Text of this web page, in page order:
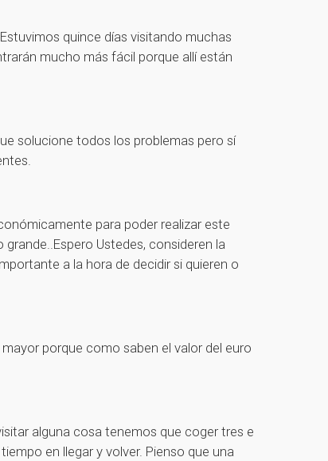
quince días visitando muchas
mucho más fácil porque allí están
solucione todos los problemas pero sí
para poder realizar este
Ustedes, consideren la
a la hora de decidir si quieren o
porque como saben el valor del euro
alguna cosa tenemos que coger tres e
en llegar y volver. Pienso que una